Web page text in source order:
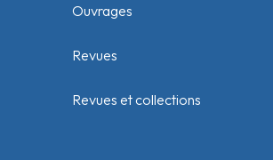
Ouvrages
Revues
Revues et collections